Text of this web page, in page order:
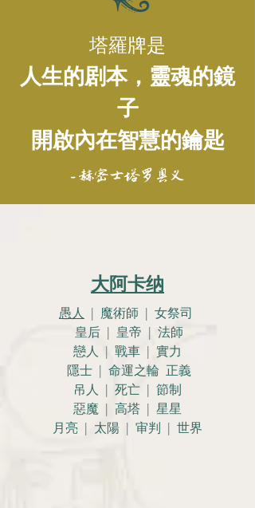
塔羅牌是
人生的剧本，靈魂的鏡
子
開啟內在智慧的鑰匙
- 赫密士塔罗奥义
大阿卡纳
愚人 | 魔術師 | 女祭司
皇后 | 皇帝 | 法師
戀人 | 戰車 | 實力
隱士 | 命運之輪 正義
吊人 | 死亡 | 節制
惡魔 | 高塔 | 星星
月亮 | 太陽 | 审判 | 世界